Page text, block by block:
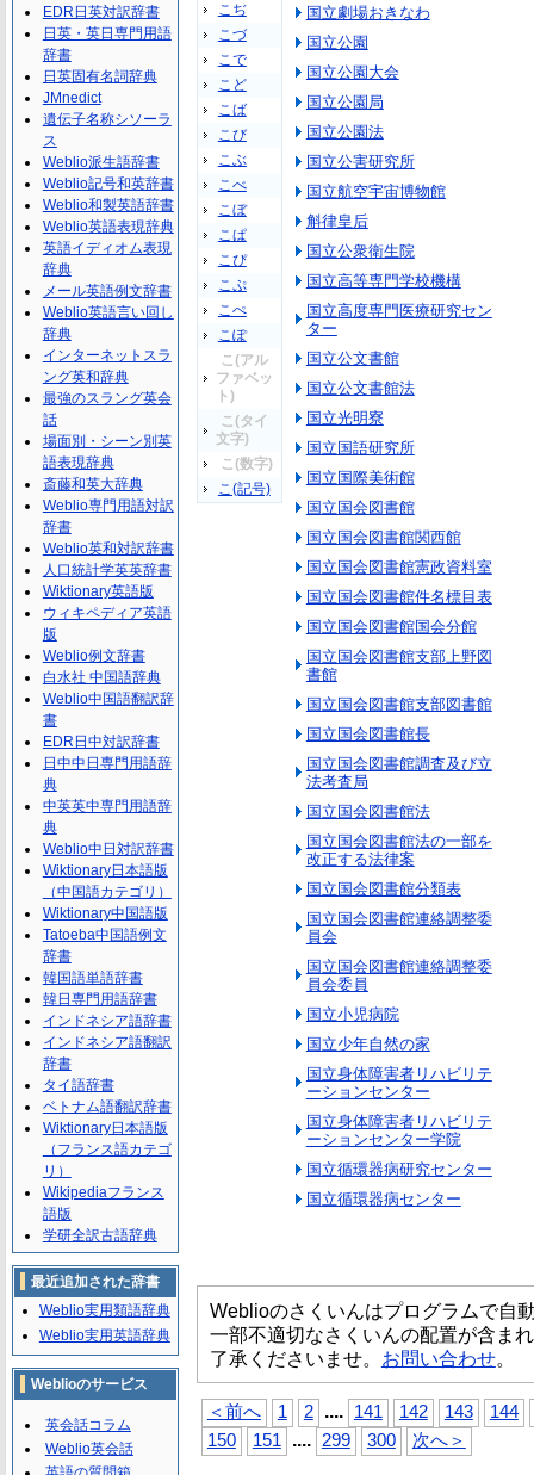
こぢ
こづ
こで
こど
こば
こび
こぶ
こべ
こぼ
こぱ
こぴ
こぷ
こぺ
こぽ
こ(アル
ファベッ
ト)
こ(タイ
文字)
こ(数字)
こ(記号)
国立劇場おきなわ
国立公園
国立公園大会
国立公園局
国立公園法
国立公害研究所
国立航空宇宙博物館
斛律皇后
国立公衆衛生院
国立高等専門学校機構
国立高度専門医療研究セン
ター
国立公文書館
国立公文書館法
国立光明寮
国立国語研究所
国立国際美術館
国立国会図書館
国立国会図書館関西館
国立国会図書館憲政資料室
国立国会図書館件名標目表
国立国会図書館国会分館
国立国会図書館支部上野図
書館
国立国会図書館支部図書館
国立国会図書館長
国立国会図書館調査及び立
法考査局
国立国会図書館法
国立国会図書館法の一部を
改正する法律案
国立国会図書館分類表
国立国会図書館連絡調整委
員会
国立国会図書館連絡調整委
員会委員
国立小児病院
国立少年自然の家
国立身体障害者リハビリテ
ーションセンター
国立身体障害者リハビリテ
ーションセンター学院
国立循環器病研究センター
国立循環器病センター
Weblioのさくいんはプログラムで自
一部不適切なさくいんの配置が含ま
了承くださいませ。 お問い合わせ。
＜前へ 1 2 .... 141 142 143
144
150
151 .... 299 300 次へ＞
EDR日英対訳辞書
日英・英日専門用語
辞書
日英固有名詞辞典
JMnedict
遺伝子名称シソーラ
ス
Weblio派生語辞書
Weblio記号和英辞書
Weblio和製英語辞書
Weblio英語表現辞典
英語イディオム表現
辞典
メール英語例文辞書
Weblio英語言い回し
辞典
インターネットスラ
ング英和辞典
最強のスラング英会
話
場面別・シーン別英
語表現辞典
斎藤和英大辞典
Weblio専門用語対訳
辞書
Weblio英和対訳辞書
人口統計学英英辞書
Wiktionary英語版
ウィキペディア英語
版
Weblio例文辞書
白水社 中国語辞典
Weblio中国語翻訳辞
書
EDR日中対訳辞書
日中中日専門用語辞
典
中英英中専門用語辞
典
Weblio中日対訳辞書
Wiktionary日本語版
（中国語カテゴリ）
Wiktionary中国語版
Tatoeba中国語例文
辞書
韓国語単語辞書
韓日専門用語辞書
インドネシア語辞書
インドネシア語翻訳
辞書
タイ語辞書
ベトナム語翻訳辞書
Wiktionary日本語版
（フランス語カテゴ
リ）
Wikipediaフランス
語版
学研全訳古語辞典
最近追加された辞書
Weblio実用類語辞典
Weblio実用英語辞典
Weblioのサービス
英会話コラム
Weblio英会話